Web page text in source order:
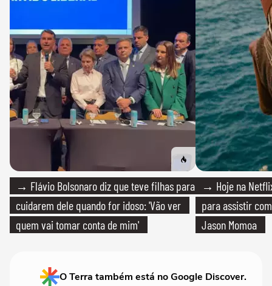
→ Flávio Bolsonaro diz que teve filhas para
cuidarem dele quando for idoso: 'Vão ver
quem vai tomar conta de mim'
→ Hoje na
para assistir
Jason Momoa
O Terra também está no Google Discover.